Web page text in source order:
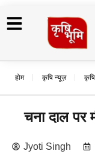
होम कृषि न्यूज़
चना दाल पर
Jyoti Singh